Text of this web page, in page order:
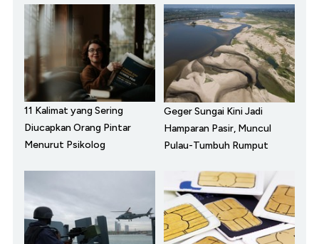
11 Kalimat yang Sering
Diucapkan Orang Pintar
Menurut Psikolog
Geger Sungai Kini Jadi
Hamparan Pasir, Muncul
Pulau-Tumbuh Rumput